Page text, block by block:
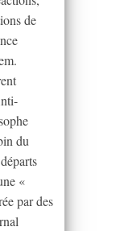
de
du
«
par des